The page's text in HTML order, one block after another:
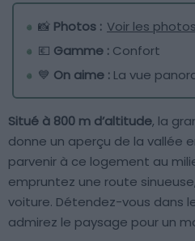
📸 Photos : Voir les photos
💶 Gamme : Confort
💙 On aime : La vue
Situé à 800 m d’altitude, la
donne un aperçu de la vallée
parvenir à ce logement au
empruntez une route
voiture. Détendez-vous dans
admirez le paysage pour un